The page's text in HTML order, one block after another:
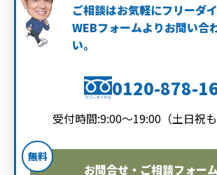
ご相談はお気軽にフリーダ
WEBフォームよりお問い合
い。
0120-878-
受付時間:9:00～19:00（土日祝も
無料
お問合せ・ご相談フォー